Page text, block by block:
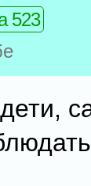
523